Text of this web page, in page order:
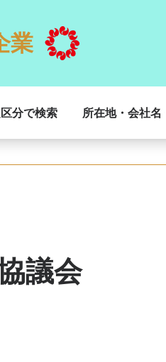
業
分で検索 所在地・会社
議会